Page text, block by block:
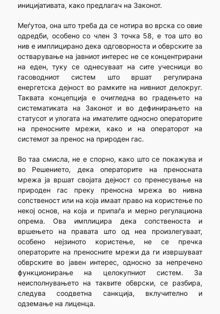
иницијативата, како предлагач на Законот.
Меѓутоа, она што треба да се нотира во врска со овие
одредби, особено со член 3 точка 58, е тоа што во
нив е имплицирано дека одговорноста и обврските за
остварување на јавниот интерес не се концентрирани
на еден, туку се однесуваат на сите учесници во
гасоводниот систем што вршат регулирана
енергетска дејност во рамките на нивниот делокруг.
Таквата концепција е очигледна во градењето на
систематиката на Законот и во дефинирањето на
статусот и улогата на имателите односно операторите
на преносните мрежи, како и на операторот на
системот за пренос на природен гас.
Во таа смисла, не е спорно, како што се покажува и
во Решението, дека операторите на преносната
мрежа ја вршат својата дејност со пренесување на
природен гас преку преносна мрежа во нивна
сопственост или на која имаат право на користење по
некој основ, на која и припаѓа и мерно регулациона
опрема. Ова имплицира дека сопственоста и
вршењето на правата што од неа произлегуваат,
особено нејзиното користење, не се пречка
операторите на преносните мрежи да ги извршуваат
обврските во јавен интерес, односно за непречено
функционирање на целокупниот систем. За
неисполнувањето на таквите обврски, се разбира,
следува соодветна санкција, вклучително и
одземање на лиценца.